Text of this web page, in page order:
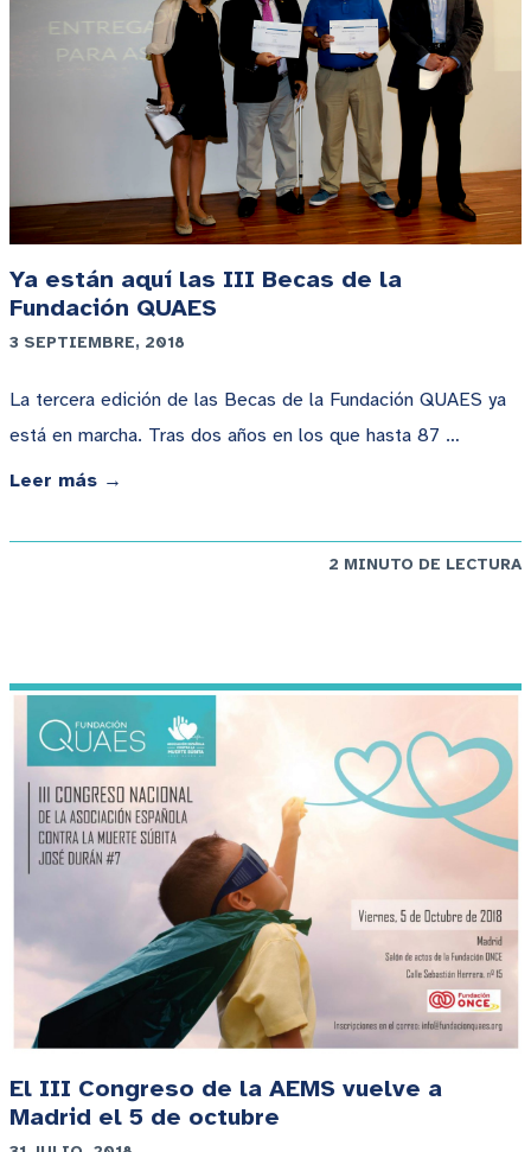
Ya están aquí las III Becas de la
Fundación QUAES
3 SEPTIEMBRE, 2018
La tercera edición de las Becas de la Fundación QUAES ya
está en marcha. Tras dos años en los que hasta 87 …
Leer más →
2 MINUTO DE LECTURA
El III Congreso de la AEMS vuelve a
Madrid el 5 de octubre